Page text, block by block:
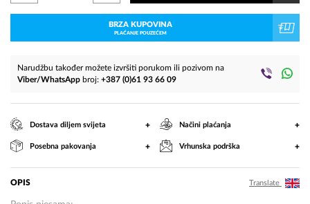
BRZA KUPOVINA
PLAĆANJE POUZEĆEM
Narudžbu također možete izvršiti porukom ili pozivom na
Viber/WhatsApp broj: +387 (0)61 93 66 09
Dostava diljem svijeta + Načini plaćanja +
Posebna pakovanja + Vrhunska podrška +
OPIS Translate